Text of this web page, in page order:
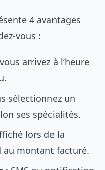
4 avantages
vous :
arrivez à l’heure
sélectionnez un
ses spécialités.
lors de la
au montant facturé.